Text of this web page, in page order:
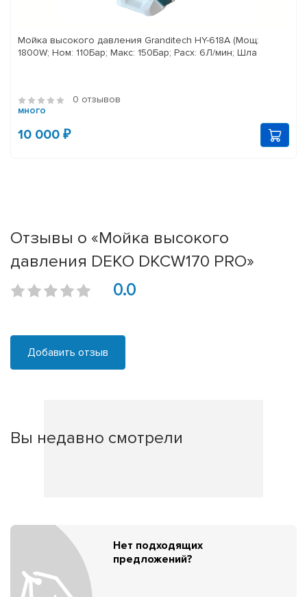
Мойка высокого давления Granditech HY-618A (Мощ:
1800W; Ном: 110Бар; Макс: 150Бар; Расх: 6Л/мин; Шла
0 отзывов
много
10 000 ₽
Отзывы о «Мойка высокого
давления DEKO DKCW170 PRO»
0.0
Добавить отзыв
Вы недавно смотрели
Нет подходящих
предложений?